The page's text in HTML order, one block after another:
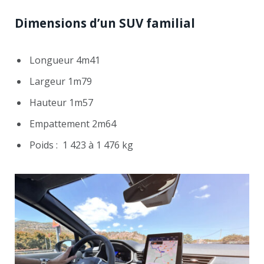
Dimensions d’un SUV familial
Longueur 4m41
Largeur 1m79
Hauteur 1m57
Empattement 2m64
Poids : 1 423 à 1 476 kg